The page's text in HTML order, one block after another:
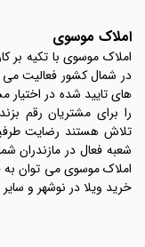
املاک موسوی
املاک موسوی با تکیه بر
در شمال کشور فعالیت می
های تایید شده در
را برای مشتریان رقم
شعبه فعال در مازندران
املاک موسوی می توان به
خرید ویلا در نوشهر و